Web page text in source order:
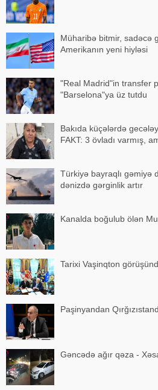
Müharibə bitmir, sadəcə
Amerikanın yeni hiyləsi
"Real Madrid"in transfer
"Barselona"ya üz tutdu
Bakıda küçələrdə
FAKT: 3 övladı varmış,
Türkiyə bayraqlı gəmiyə
dənizdə gərginlik artır
Kanalda boğulub ölən
Tarixi Vaşinqton
Paşinyandan
Gəncədə ağır qəza -